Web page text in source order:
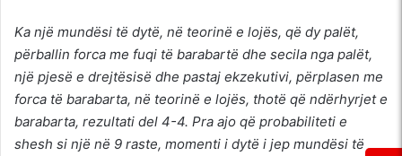
Ka një mundësi të dytë, në teorinë e lojës, që dy palët,
përballin forca me fuqi të barabartë dhe secila nga palët,
një pjesë e drejtësisë dhe pastaj ekzekutivi, përplasen me
forca të barabarta, në teorinë e lojës, thotë që ndërhyrjet e
barabarta, rezultati del 4-4. Pra ajo që probabiliteti e
shesh si një në 9 raste, momenti i dytë i jep mundësi të